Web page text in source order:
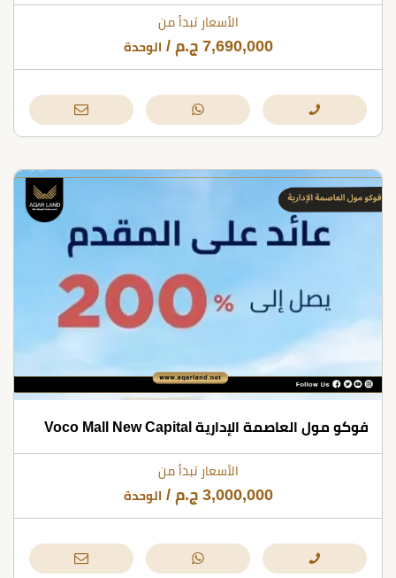
الأسعار تبدأ من
7,690,000 ج.م / الوحدة
فوكو مول العاصمة الإدارية Voco Mall New Capital
الأسعار تبدأ من
3,000,000 ج.م / الوحدة